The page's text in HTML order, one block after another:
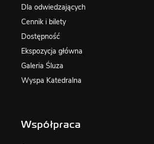
Dla odwiedzających
Cennik i bilety
Dostępność
Ekspozycja główna
Galeria Śluza
Wyspa Katedralna
Współpraca